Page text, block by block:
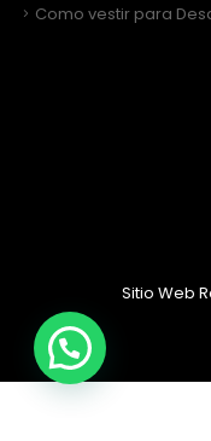
Como vestir para
Sitio Web